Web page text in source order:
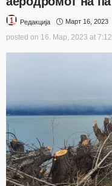
Редакција Март 16, 2023
posted on 16. Мар, 2023 at